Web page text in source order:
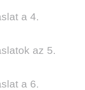
a 4.
az 5.
a 6.